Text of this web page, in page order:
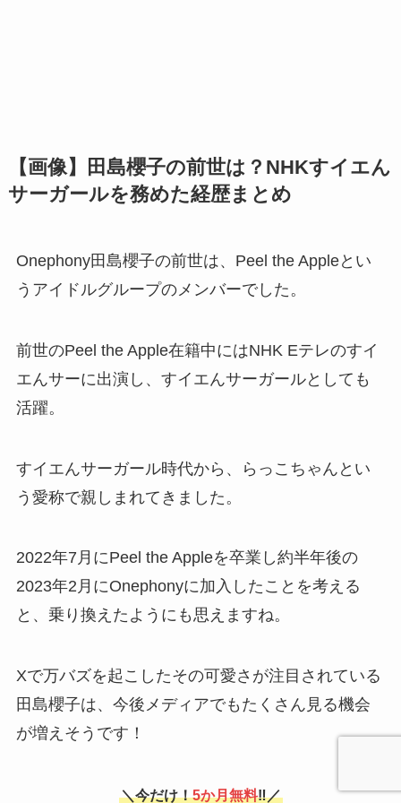
【画像】田島櫻子の前世は？NHKすイエん
サーガールを務めた経歴まとめ
Onephony田島櫻子の前世は、Peel the Appleとい
うアイドルグループのメンバーでした。
前世のPeel the Apple在籍中にはNHK Eテレのすイ
エんサーに出演し、すイエんサーガールとしても
活躍。
すイエんサーガール時代から、らっこちゃんとい
う愛称で親しまれてきました。
2022年7月にPeel the Appleを卒業し約半年後の
2023年2月にOnephonyに加入したことを考える
と、乗り換えたようにも思えますね。
Xで万バズを起こしたその可愛さが注目されている
田島櫻子は、今後メディアでもたくさん見る機会
が増えそうです！
＼今だけ！5か月無料‼／